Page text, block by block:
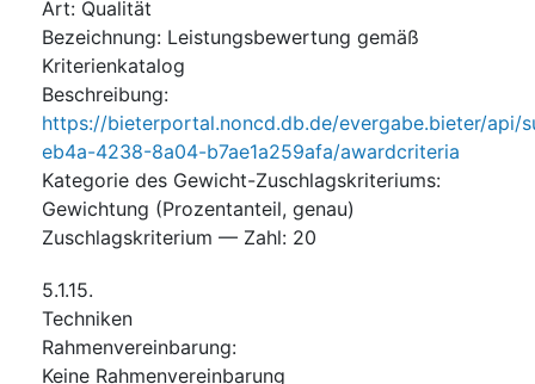
Art: Qualität
Bezeichnung: Leistungsbewertung gemäß
Kriterienkatalog
Beschreibung:
https://bieterportal.noncd.db.de/evergabe.bieter/
eb4a-4238-8a04-b7ae1a259afa/awardcriteria
Kategorie des Gewicht-Zuschlagskriteriums:
Gewichtung (Prozentanteil, genau)
Zuschlagskriterium — Zahl: 20
5.1.15.
Techniken
Rahmenvereinbarung:
Keine Rahmenvereinbarung